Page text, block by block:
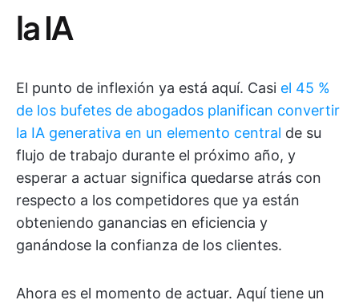
la IA
El punto de inflexión ya está aquí. Casi el 45 %
de los bufetes de abogados planifican convertir
la IA generativa en un elemento central de su
flujo de trabajo durante el próximo año, y
esperar a actuar significa quedarse atrás con
respecto a los competidores que ya están
obteniendo ganancias en eficiencia y
ganándose la confianza de los clientes.
Ahora es el momento de actuar. Aquí tiene un